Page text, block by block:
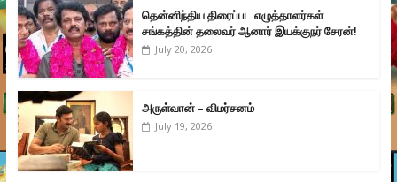
தென்னிந்திய திரைப்பட எழுத்தாளர்கள்
சங்கத்தின் தலைவர் ஆனார் இயக்குநர் சேரன்!
July 20, 2026
அருள்வான் – விமர்சனம்
July 19, 2026